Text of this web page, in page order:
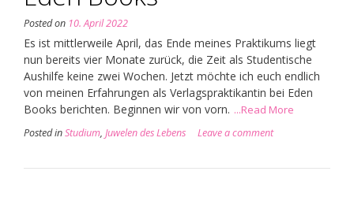
Posted on 10. April 2022
Es ist mittlerweile April, das Ende meines Praktikums liegt
nun bereits vier Monate zurück, die Zeit als Studentische
Aushilfe keine zwei Wochen. Jetzt möchte ich euch endlich
von meinen Erfahrungen als Verlagspraktikantin bei Eden
Books berichten. Beginnen wir von vorn. ...Read More
Posted inStudium, Juwelen des Lebens Leave a comment